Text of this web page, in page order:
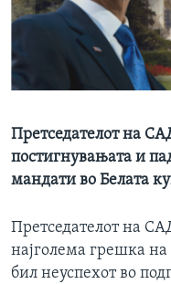
ИНТЕРВЈУА
Јазици
Претседателот на
постигнувањата и
мандати во Белата
Претседателот на
најголема грешка на
бил неуспехот во